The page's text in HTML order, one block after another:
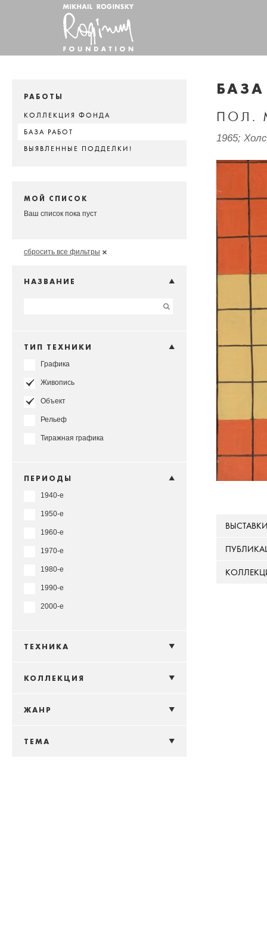
РАБОТЫ
КОЛЛЕКЦИЯ ФОНДА
БАЗА РАБОТ
ВЫЯВЛЕННЫЕ ПОДДЕЛКИ!
МОЙ СПИСОК
Ваш список пока пуст
сбросить все фильтры
НАЗВАНИЕ
ТИП ТЕХНИКИ
Графика
Живопись
Объект
Рельеф
Тиражная графика
ПЕРИОДЫ
1940-е
1950-е
1960-е
1970-е
1980-е
1990-е
2000-е
ТЕХНИКА
КОЛЛЕКЦИЯ
ЖАНР
ТЕМА
ПОЛ.
1965;